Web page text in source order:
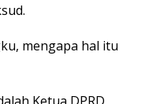
mengapa hal itu